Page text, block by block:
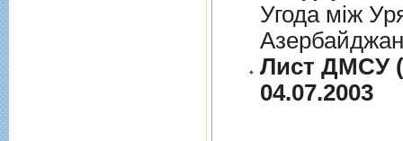
Угода між
Лист ДМСУ
04.07.2003